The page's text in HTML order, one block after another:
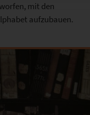
mit den
aufzubauen.